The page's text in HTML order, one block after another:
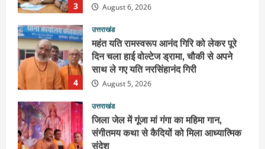
4
उत्तराखंड
दिन चला हाई वोल्टेज ड्रामा, चौकी से अपने
साथ ले गए यति नरसिंहानंद गिरी
August 5, 2026
5
उत्तराखंड
संगीतमय कथा से कैदियों को मिला आध्यात्मिक
संदेश
August 5, 2026